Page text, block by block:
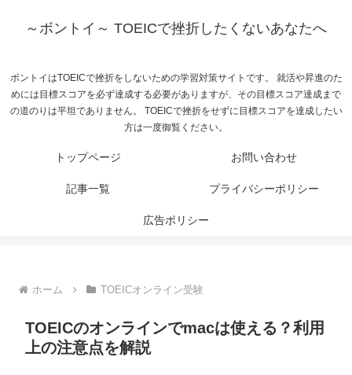
～ボントイ～ TOEICで挫折したくないあなたへ
ボントイはTOEICで挫折をしないための学習対策サイトです。 就活や昇進のた
めには目標スコアを必ず達成する必要がありますが、その目標スコア達成まで
の道のりは平坦でありません。 TOEICで挫折をせずに目標スコアを達成したい
方は一度御覧ください。
トップページ お問い合わせ
記事一覧 プライバシーポリシー
広告ポリシー
ホーム TOEICオンライン受験
TOEICのオンラインでmacは使える？利用
上の注意点を解説